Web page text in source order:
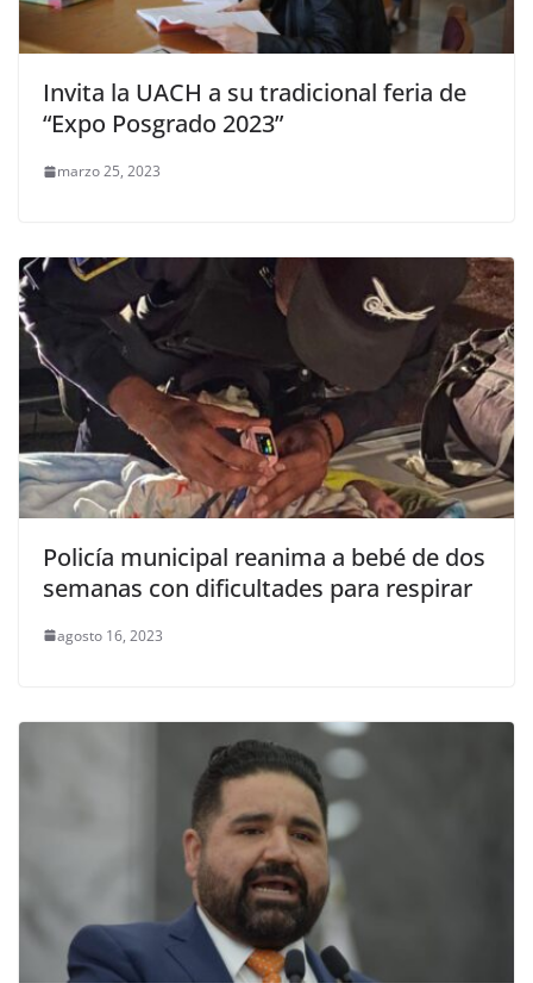
Invita la UACH a su tradicional feria de
“Expo Posgrado 2023”
marzo 25, 2023
Policía municipal reanima a bebé de dos
semanas con dificultades para respirar
agosto 16, 2023